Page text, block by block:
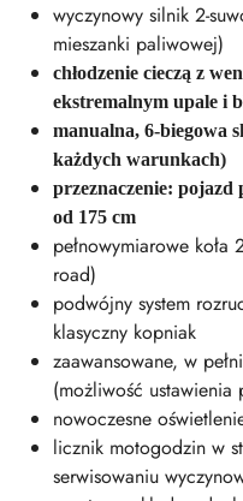
wyczynowy silnik 2-
mieszanki paliwowej)
chłodzenie cieczą z
ekstremalnym upale i
manualna, 6-biegowa
każdych warunkach)
przeznaczenie: pojazd
od 175 cm
pełnowymiarowe
road)
podwójny system
klasyczny kopniak
zaawansowane, w
(możliwość
nowoczesne
licznik motogodzin w
serwisowaniu